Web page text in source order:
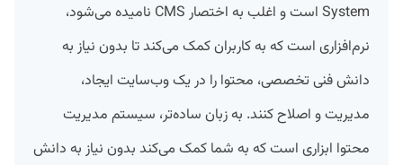
System است و اغلب به اختصار CMS نامیده می‌شود،
نرم‌افزاری است که به کاربران کمک می‌کند تا بدون نیاز به
دانش فنی تخصصی، محتوا را در یک وب‌سایت ایجاد،
مدیریت و اصلاح کنند. به زبان ساده‌تر، سیستم مدیریت
محتوا ابزاری است که به شما کمک می‌کند بدون نیاز به دانش